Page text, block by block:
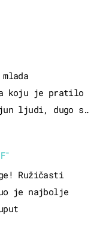
koju je pratilo
ljudi, dugo se
Ružičasti
je najbolje